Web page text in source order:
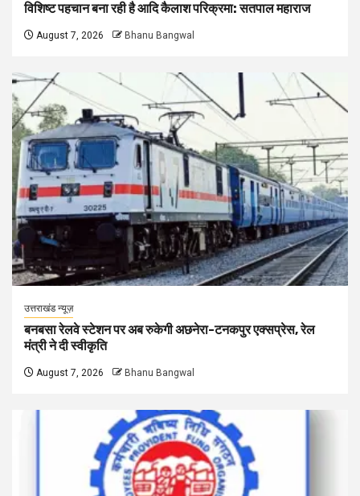
विशिष्ट पहचान बना रही है आदि कैलाश परिक्रमा: सतपाल महाराज
August 7, 2026 Bhanu Bangwal
उत्तराखंड न्यूज़
बनबसा रेलवे स्टेशन पर अब रुकेगी अछनेरा-टनकपुर एक्सप्रेस, रेल
मंत्री ने दी स्वीकृति
August 7, 2026 Bhanu Bangwal